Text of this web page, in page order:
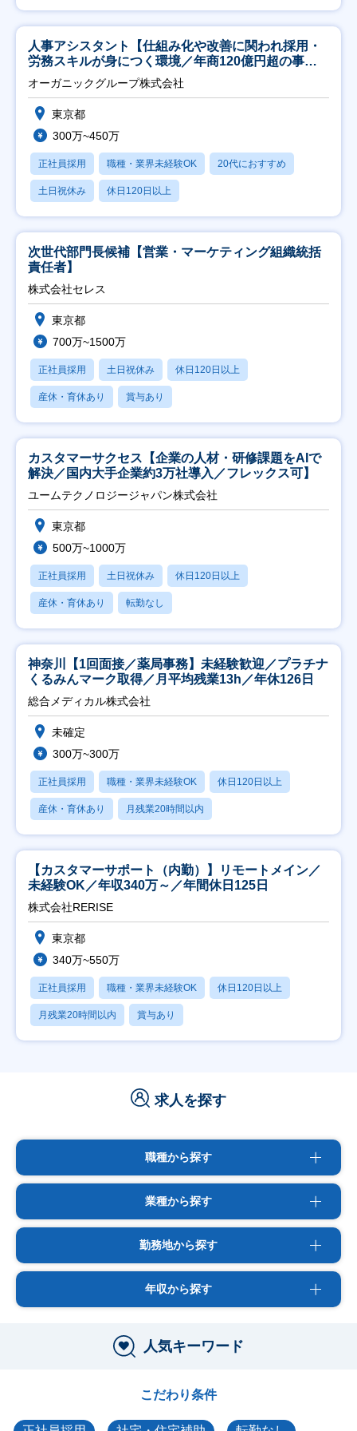
人事アシスタント【仕組み化や改善に関われ採用・
労務スキルが身につく環境／年商120億円超の事業
会社】
オーガニックグループ株式会社
東京都
300万~450万
正社員採用 職種・業界未経験OK 20代におすすめ
土日祝休み 休日120日以上
次世代部門長候補【営業・マーケティング組織統括
責任者】
株式会社セレス
東京都
700万~1500万
正社員採用 土日祝休み 休日120日以上
産休・育休あり 賞与あり
カスタマーサクセス【企業の人材・研修課題をAIで
解決／国内大手企業約3万社導入／フレックス可】
ユームテクノロジージャパン株式会社
東京都
500万~1000万
正社員採用 土日祝休み 休日120日以上
産休・育休あり 転勤なし
神奈川【1回面接／薬局事務】未経験歓迎／プラチナ
くるみんマーク取得／月平均残業13h／年休126日
総合メディカル株式会社
未確定
300万~300万
正社員採用 職種・業界未経験OK 休日120日以上
産休・育休あり 月残業20時間以内
【カスタマーサポート（内勤）】リモートメイン／
未経験OK／年収340万～／年間休日125日
株式会社RERISE
東京都
340万~550万
正社員採用 職種・業界未経験OK 休日120日以上
月残業20時間以内 賞与あり
求人を探す
職種から探す
業種から探す
勤務地から探す
年収から探す
人気キーワード
こだわり条件